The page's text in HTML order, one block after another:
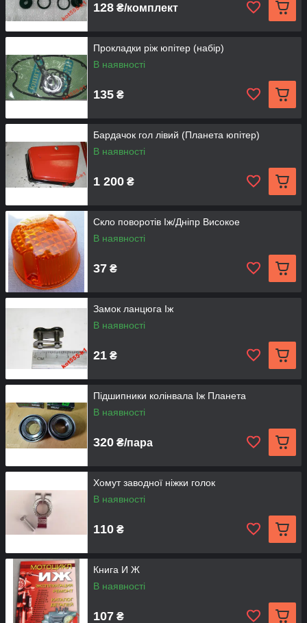
128 ₴/комплект
Прокладки ріж юпітер (набір)
В наявності
135 ₴
Бардачок гол лівий (Планета юпітер)
В наявності
1 200 ₴
Скло поворотів Іж/Дніпр Високое
В наявності
37 ₴
Замок ланцюга Іж
В наявності
21 ₴
Підшипники колінвала Іж Планета
В наявності
320 ₴/пара
Хомут заводної ніжки голок
В наявності
110 ₴
Книга И Ж
В наявності
107 ₴